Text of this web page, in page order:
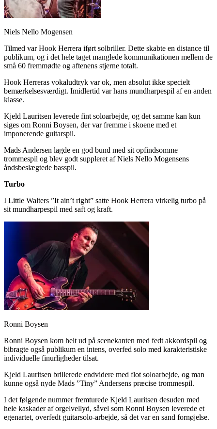
Niels Nello Mogensen
Tilmed var Hook Herrera iført solbriller. Dette skabte en distance til
publikum, og i det hele taget manglede kommunikationen mellem de
små 60 fremmødte og aftenens stjerne totalt.
Hook Herreras vokaludtryk var ok, men absolut ikke specielt
bemærkelsesværdigt. Imidlertid var hans mundharpespil af en anden
klasse.
Kjeld Lauritsen leverede fint soloarbejde, og det samme kan kun
siges om Ronni Boysen, der var fremme i skoene med et
imponerende guitarspil.
Mads Andersen lagde en god bund med sit opfindsomme
trommespil og blev godt suppleret af Niels Nello Mogensens
åndsbeslægtede basspil.
Turbo
I Little Walters ”It ain’t right” satte Hook Herrera virkelig turbo på
sit mundharpespil med saft og kraft.
Ronni Boysen
Ronni Boysen kom helt ud på scenekanten med fedt akkordspil og
bibragte også publikum en intens, overfed solo med karakteristiske
individuelle finurligheder tilsat.
Kjeld Lauritsen brillerede endvidere med flot soloarbejde, og man
kunne også nyde Mads ”Tiny” Andersens præcise trommespil.
I det følgende nummer fremturede Kjeld Lauritsen desuden med
hele kaskader af orgelvellyd, såvel som Ronni Boysen leverede et
egenartet, overfedt guitarsolo-arbejde, så det var en sand fornøjelse.